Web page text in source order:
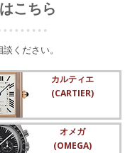
こちら
ください。
カルティエ
(CARTIER)
オメガ
(OMEGA)